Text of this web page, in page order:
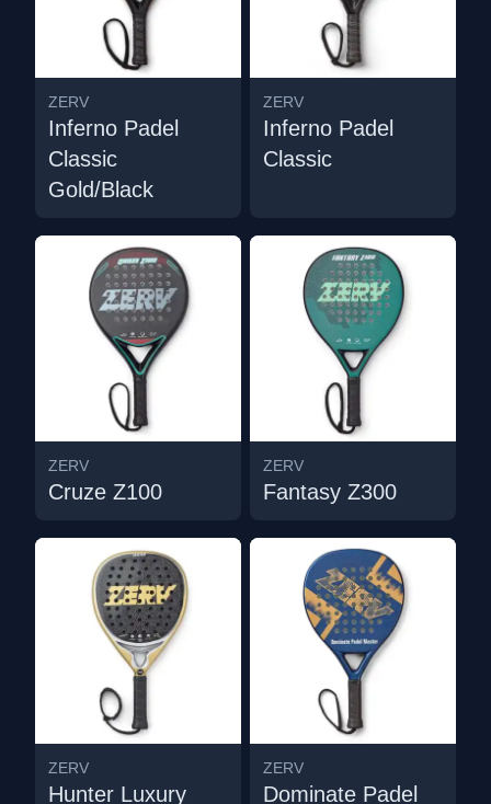
ZERV
Inferno Padel
Classic
Gold/Black
ZERV
Inferno Padel
Classic
ZERV
Cruze Z100
ZERV
Fantasy Z300
ZERV
Hunter Luxury
ZERV
Dominate Padel